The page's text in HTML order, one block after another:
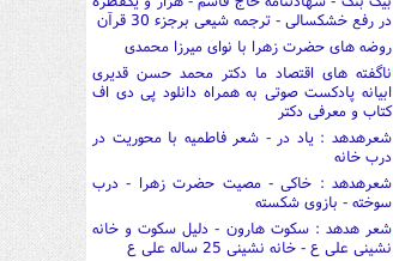
در رفع خشکسالی - ترجمه شیعی برجزء 30 قرآن
روضه های حضرت زهرا با نوای میرزا محمدی
ناگفته های اقتصاد ما دکتر محمد حسن قدیری
ابیانه پادکست صوتی به همراه دانلود پی دی اف
کتاب و معرفی دکتر
شعرهدهد : یاد در - شعر فاطمیه با محوریت در
درب خانه
شعرهدهد : خاکی - مصیت حضرت زهرا - درب
سوخته - بازوی شکسته
شعر هدهد : سکوت هارون - دلیل سکوت و خانه
نشینی علی ع - خانه نشینی 25 ساله علی ع